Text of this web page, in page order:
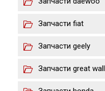
Запчасти fiat
Запчасти geely
Запчасти great wall